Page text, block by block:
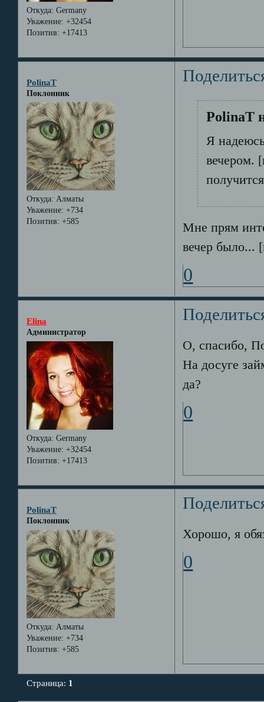
Откуда: Germany
Уважение: +32454
Позитив: +17413
PolinaT
Поклонник
Откуда: Алматы
Уважение: +734
Позитив: +585
PolinaT
Я
вечером.
Мне прям
вечер было...
0
Elina
Администратор
Откуда: Germany
Уважение: +32454
Позитив: +17413
О, спасибо,
На досуге
да?
0
PolinaT
Поклонник
Откуда: Алматы
Уважение: +734
Позитив: +585
Хорошо, я
0
Страница: 1